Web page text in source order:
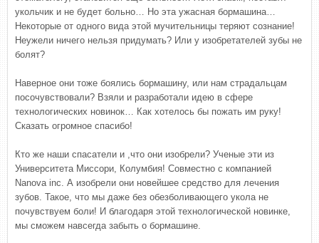
укольчик и не будет больно… Но эта ужасная бормашина…
Некоторые от одного вида этой мучительницы теряют сознание!
Неужели ничего нельзя придумать? Или у изобретателей зубы не
болят?
Наверное они тоже боялись бормашину, или нам страдальцам
посочувствовали? Взяли и разработали идею в сфере
технологических новинок… Как хотелось бы пожать им руку!
Сказать огромное спасибо!
Кто же наши спасатели и ,что они изобрели? Ученые эти из
Университета Миссори, Колумбия! Совместно с компанией
Nanova inc. А изобрели они новейшее средство для лечения
зубов. Такое, что мы даже без обезболивающего укола не
почувствуем боли! И благодаря этой технологической новинке,
мы сможем навсегда забыть о бормашине.